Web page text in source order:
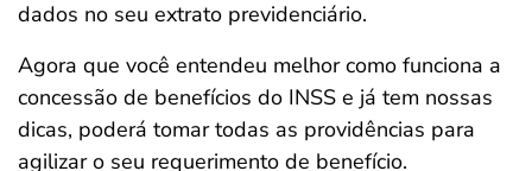
dados no seu extrato previdenciário.
Agora que você entendeu melhor como funciona a
concessão de benefícios do INSS e já tem nossas
dicas, poderá tomar todas as providências para
agilizar o seu requerimento de benefício.